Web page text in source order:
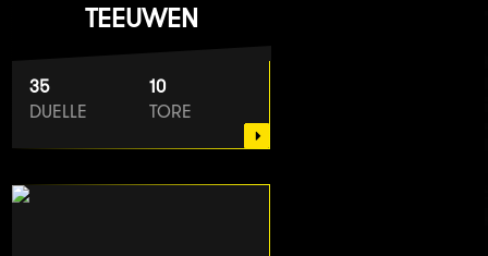
TEEUWEN
35
DUELLE
10
TORE